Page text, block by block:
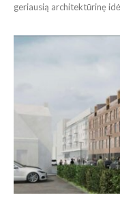
geriausią architektūrinę